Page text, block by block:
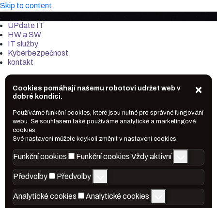
Skip to content
it-market.cz
UPdate IT
HW a SW
IT služby
Kyberbezpečnost
kontakt
Cookies pomáhají našemu robotovi udržet web v
dobré kondici.
Používáme funkční cookies, které jsou nutné pro správné fungování
webu. Se souhlasem také používáme analytické a marketingové
cookies.
Své nastavení můžete kdykoli změnit v nastavení cookies.
Funkční cookies Funkční cookies Vždy aktivní
Předvolby Předvolby
Analytické cookies Analytické cookies